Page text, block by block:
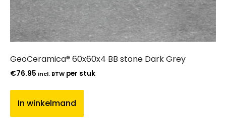
GeoCeramica® 60x60x4 BB stone Dark Grey
€76.95 incl. BTW per stuk
In winkelmand